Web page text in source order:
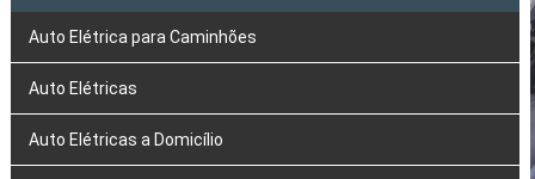
Auto Elétrica para Caminhões
Auto Elétricas
Auto Elétricas a Domicílio